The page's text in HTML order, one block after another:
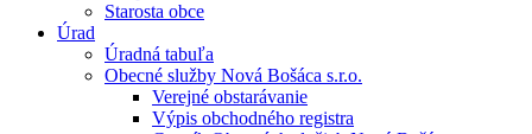
Starosta obce
Úrad
Úradná tabuľa
Obecné služby Nová Bošáca s.r.o.
Verejné obstarávanie
Výpis obchodného registra